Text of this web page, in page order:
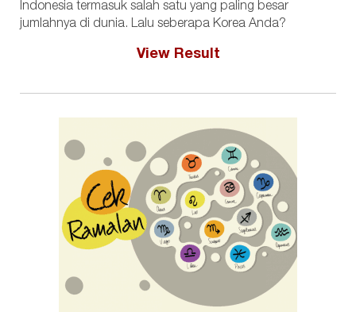
Indonesia termasuk salah satu yang paling besar
jumlahnya di dunia. Lalu seberapa Korea Anda?
View Result